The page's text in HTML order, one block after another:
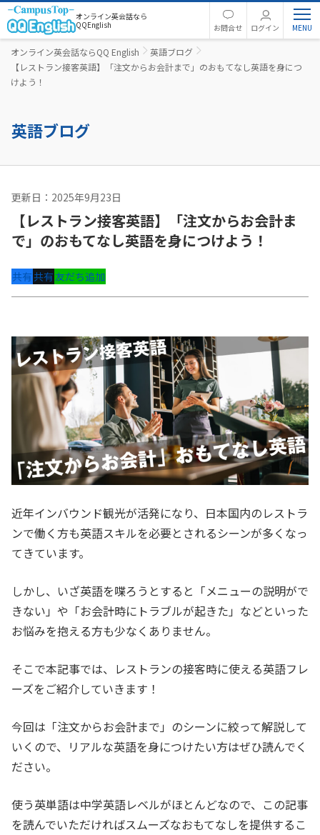
オンライン英会話なら
QQEnglish
お問合せ ログイン
オンライン英会話ならQQ English
英語ブログ
【レストラン接客英語】「注文からお会計まで」のおもてなし英語を身につ
けよう！
英語ブログ
更新日：2025年9月23日
【レストラン接客英語】「注文からお会計ま
で」のおもてなし英語を身につけよう！
共有共有友だち追加
近年インバウンド観光が活発になり、日本国内のレストラ
ンで働く方も英語スキルを必要とされるシーンが多くなっ
てきています。
しかし、いざ英語を喋ろうとすると「メニューの説明がで
きない」や「お会計時にトラブルが起きた」などといった
お悩みを抱える方も少なくありません。
そこで本記事では、レストランの接客時に使える英語フレ
ーズをご紹介していきます！
今回は「注文からお会計まで」のシーンに絞って解説して
いくので、リアルな英語を身につけたい方はぜひ読んでく
ださい。
使う英単語は中学英語レベルがほとんどなので、この記事
を読んでいただければスムーズなおもてなしを提供するこ